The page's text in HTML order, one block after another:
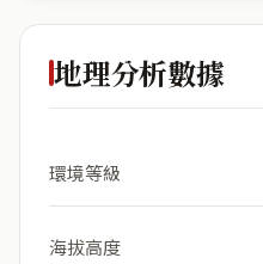
地理分析數據
環境等級
海拔高度